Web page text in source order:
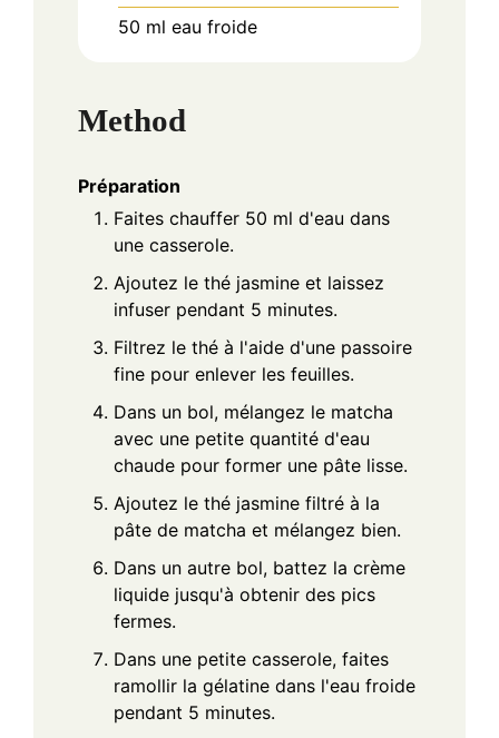
50 ml eau froide
Method
Préparation
Faites chauffer 50 ml d'eau dans
une casserole.
Ajoutez le thé jasmine et laissez
infuser pendant 5 minutes.
Filtrez le thé à l'aide d'une passoire
fine pour enlever les feuilles.
Dans un bol, mélangez le matcha
avec une petite quantité d'eau
chaude pour former une pâte lisse.
Ajoutez le thé jasmine filtré à la
pâte de matcha et mélangez bien.
Dans un autre bol, battez la crème
liquide jusqu'à obtenir des pics
fermes.
Dans une petite casserole, faites
ramollir la gélatine dans l'eau froide
pendant 5 minutes.